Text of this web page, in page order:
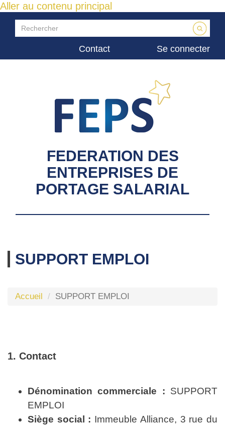
Aller au contenu principal
Contact Se connecter
FEDERATION DES
ENTREPRISES DE
PORTAGE SALARIAL
SUPPORT EMPLOI
Accueil SUPPORT EMPLOI
1. Contact
Dénomination commerciale : SUPPORT
EMPLOI
Siège social : Immeuble Alliance, 3 rue du